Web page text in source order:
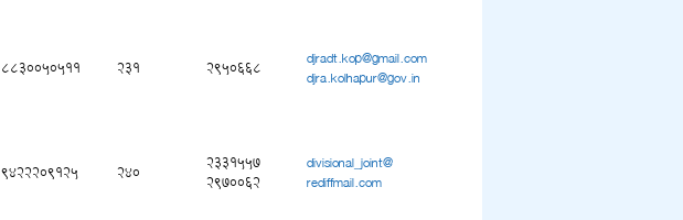
8830050511 231 2950668 djradt.kop@gmail.com
djra.kolhapur@gov.in
9422209125 240 2331557
2970062
divisional_joint@
rediffmail.com